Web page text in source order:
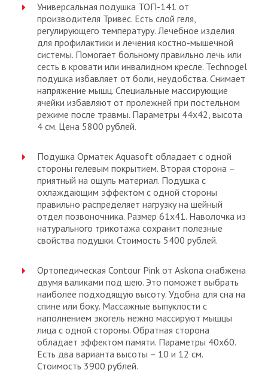
Универсальная подушка ТОП-141 от
производителя Тривес. Есть слой геля,
регулирующего температуру. Лечебное изделия
для профилактики и лечения костно-мышечной
системы. Помогает больному правильно лечь или
сесть в кровати или инвалидном кресле. Technogel
подушка избавляет от боли, неудобства. Снимает
напряжение мышц. Специальные массирующие
ячейки избавляют от пролежней при постельном
режиме после травмы. Параметры 44х42, высота
4 см. Цена 5800 рублей.
Подушка Орматек Aquasoft обладает с одной
стороны гелевым покрытием. Вторая сторона –
приятный на ощупь материал. Подушка с
охлаждающим эффектом с одной стороны
правильно распределяет нагрузку на шейный
отдел позвоночника. Размер 61х41. Наволочка из
натурального трикотажа сохранит полезные
свойства подушки. Стоимость 5400 рублей.
Ортопедическая Contour Pink от Askona снабжена
двумя валиками под шею. Это поможет выбрать
наиболее подходящую высоту. Удобна для сна на
спине или боку. Массажные выпуклости с
наполнением экогель нежно массируют мышцы
лица с одной стороны. Обратная сторона
обладает эффектом памяти. Параметры 40х60.
Есть два варианта высоты – 10 и 12 см.
Стоимость 3900 рублей.